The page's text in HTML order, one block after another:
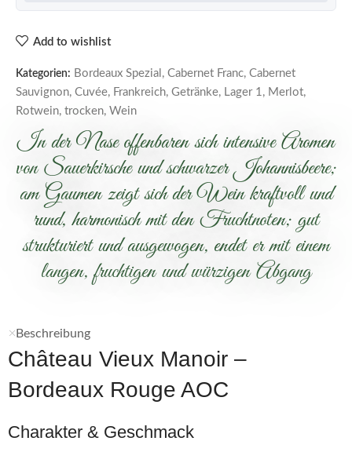
Add to wishlist
Kategorien: Bordeaux Spezial , Cabernet Franc, Cabernet
Sauvignon, Cuvée, Frankreich, Getränke, Lager 1, Merlot,
Rotwein, trocken, Wein
In der Nase offenbaren sich intensive Aromen
von Sauerkirsche und schwarzer Johannisbeere;
am Gaumen zeigt sich der Wein kraftvoll und
rund, harmonisch mit den Fruchtnoten; gut
strukturiert und ausgewogen, endet er mit einem
langen, fruchtigen und würzigen Abgang
Beschreibung
Château Vieux Manoir –
Bordeaux Rouge AOC
Charakter & Geschmack